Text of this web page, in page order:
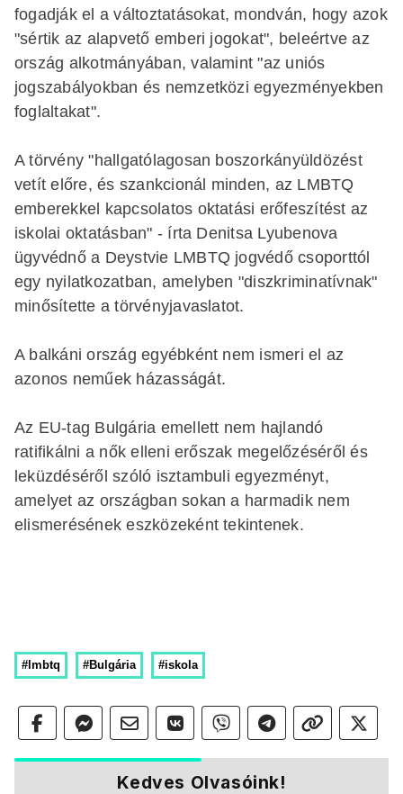
fogadják el a változtatásokat, mondván, hogy azok
"sértik az alapvető emberi jogokat", beleértve az
ország alkotmányában, valamint "az uniós
jogszabályokban és nemzetközi egyezményekben
foglaltakat".
A törvény "hallgatólagosan boszorkányüldözést
vetít előre, és szankcionál minden, az LMBTQ
emberekkel kapcsolatos oktatási erőfeszítést az
iskolai oktatásban" - írta Denitsa Lyubenova
ügyvédnő a Deystvie LMBTQ jogvédő csoporttól
egy nyilatkozatban, amelyben "diszkriminatívnak"
minősítette a törvényjavaslatot.
A balkáni ország egyébként nem ismeri el az
azonos neműek házasságát.
Az EU-tag Bulgária emellett nem hajlandó
ratifikálni a nők elleni erőszak megelőzéséről és
leküzdéséről szóló isztambuli egyezményt,
amelyet az országban sokan a harmadik nem
elismerésének eszközeként tekintenek.
#lmbtq #Bulgária #iskola
Kedves Olvasóink!